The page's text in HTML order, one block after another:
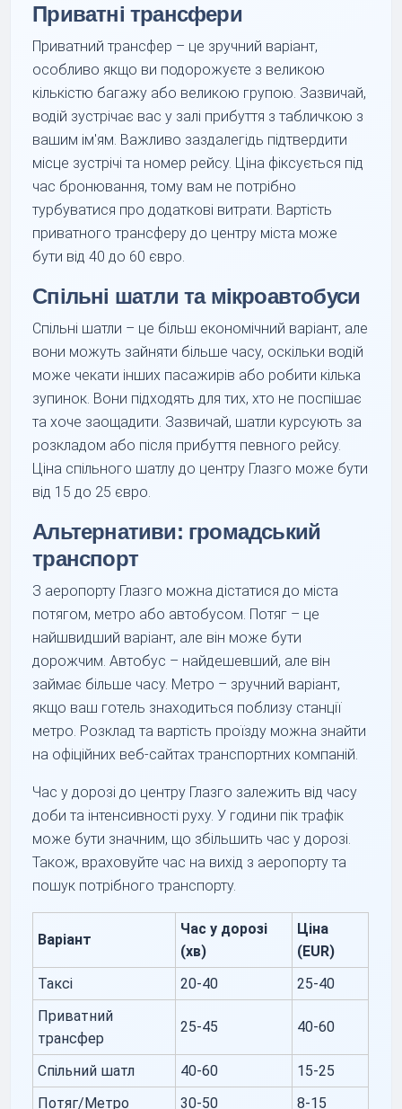
Приватні трансфери
Приватний трансфер – це зручний варіант,
особливо якщо ви подорожуєте з великою
кількістю багажу або великою групою. Зазвичай,
водій зустрічає вас у залі прибуття з табличкою з
вашим ім'ям. Важливо заздалегідь підтвердити
місце зустрічі та номер рейсу. Ціна фіксується під
час бронювання, тому вам не потрібно
турбуватися про додаткові витрати. Вартість
приватного трансферу до центру міста може
бути від 40 до 60 євро.
Спільні шатли та мікроавтобуси
Спільні шатли – це більш економічний варіант, але
вони можуть зайняти більше часу, оскільки водій
може чекати інших пасажирів або робити кілька
зупинок. Вони підходять для тих, хто не поспішає
та хоче заощадити. Зазвичай, шатли курсують за
розкладом або після прибуття певного рейсу.
Ціна спільного шатлу до центру Глазго може бути
від 15 до 25 євро.
Альтернативи: громадський
транспорт
З аеропорту Глазго можна дістатися до міста
потягом, метро або автобусом. Потяг – це
найшвидший варіант, але він може бути
дорожчим. Автобус – найдешевший, але він
займає більше часу. Метро – зручний варіант,
якщо ваш готель знаходиться поблизу станції
метро. Розклад та вартість проїзду можна знайти
на офіційних веб-сайтах транспортних компаній.
Час у дорозі до центру Глазго залежить від часу
доби та інтенсивності руху. У години пік трафік
може бути значним, що збільшить час у дорозі.
Також, враховуйте час на вихід з аеропорту та
пошук потрібного транспорту.
Варіант
Час у дорозі
(хв)
Ціна
(EUR)
Таксі
20-40
25-40
Приватний
трансфер
25-45 40-60
Спільний шатл 40-60
15-25
Потяг/Метро
30-50 8-15